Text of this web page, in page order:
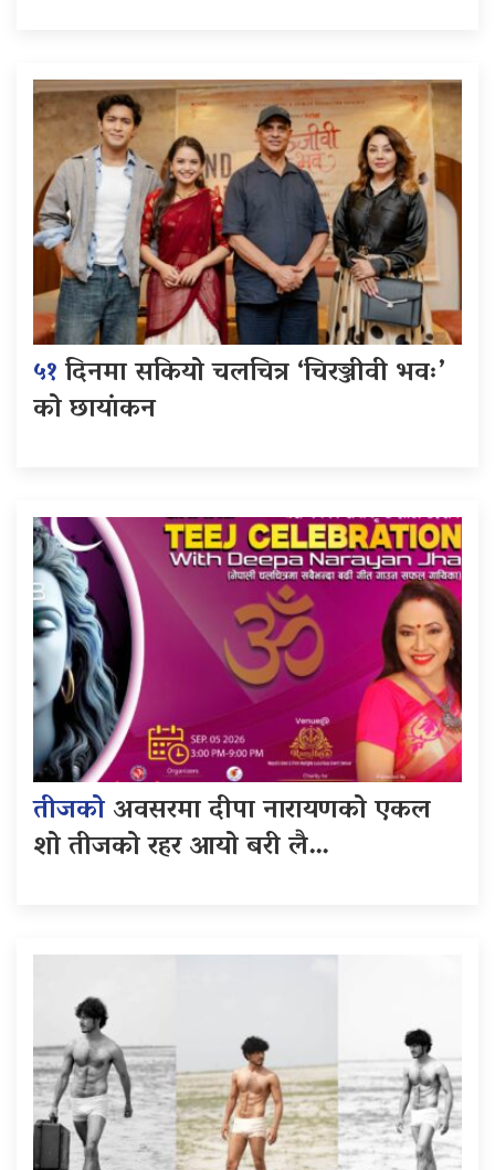
५१दिनमा सकियो चलचित्र ‘चिरञ्जीवी भवः’
को छायांकन
तीजकोअवसरमा दीपा नारायणको एकल
शो तीजको रहर आयो बरी लै…